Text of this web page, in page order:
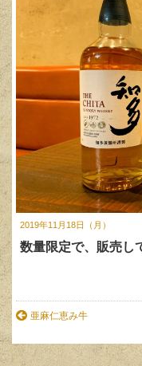
2019年11月18日（月）
数量限定で、販売し
亜麻仁恵み牛